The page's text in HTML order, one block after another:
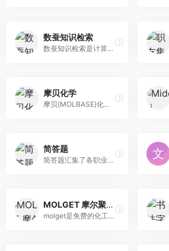
数蚕知识检索
数蚕知识检索是计算机专业技术搜索引擎，专注于搭建计算机技术参考站点，包含计算机维基、计算机理论、图形学、计算机工程等诸多计算机领域的专业技术知识，以自研数据库、web服务器为骨架打造在线计算服务网络架构。
摩贝化学
摩贝(MOLBASE)化学网是化学行业专业电商综合服务平台，整合海量优质化工供求信息如：化学产品、CAS号查询、化合物数据搜索、化工企业名录、结构式等行业信息，让化学品交易更简单。
简答题
简答题汇集了各职业资格考试真题与大学网课（超星尔雅、学习通、云青书学堂、知到、智慧树、中国大学慕课等）题目，拥有真实可靠的答案，并为您提供答案解析与错题记录，是各类考生提升成绩的不二选择。
MOLGET 摩尔聚合 一键搜索全球化工信息
molget是免费的化工垂直搜索引擎。您可使用CAS、化合物名称、分子式、MDL、EINECS等搜索全球化工站点，查询化工企业的工商信息与联系方式。